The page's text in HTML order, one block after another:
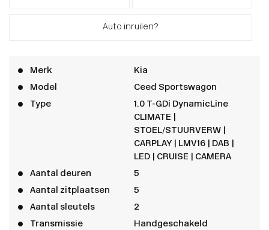
Auto inruilen?
Merk
Kia
Model
Ceed Sportswagon
Type
1.0 T-GDi DynamicLine
CLIMATE |
STOEL/STUURVERW |
CARPLAY | LMV16 | DAB |
LED | CRUISE | CAMERA
Aantal deuren
5
Aantal zitplaatsen
5
Aantal sleutels
2
Transmissie
Handgeschakeld